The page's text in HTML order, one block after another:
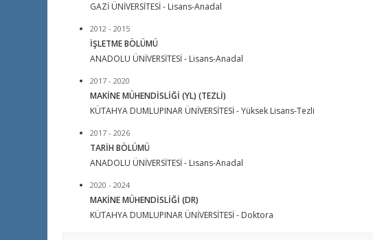
GAZİ ÜNİVERSİTESİ - Lisans-Anadal
2012 - 2015
İŞLETME BÖLÜMÜ
ANADOLU ÜNİVERSİTESİ - Lisans-Anadal
2017 - 2020
MAKİNE MÜHENDİSLİĞİ (YL) (TEZLİ)
KÜTAHYA DUMLUPINAR ÜNİVERSİTESİ - Yüksek Lisans-Tezli
2017 - 2026
TARİH BÖLÜMÜ
ANADOLU ÜNİVERSİTESİ - Lisans-Anadal
2020 - 2024
MAKİNE MÜHENDİSLİĞİ (DR)
KÜTAHYA DUMLUPINAR ÜNİVERSİTESİ - Doktora